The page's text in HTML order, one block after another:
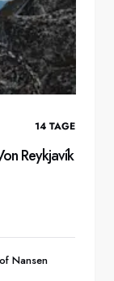
14 TAGE
Reykjavík
Nansen